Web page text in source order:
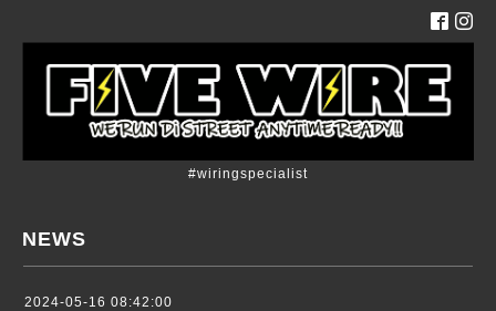
#wiringspecialist
NEWS
2024-05-16 08:42:00